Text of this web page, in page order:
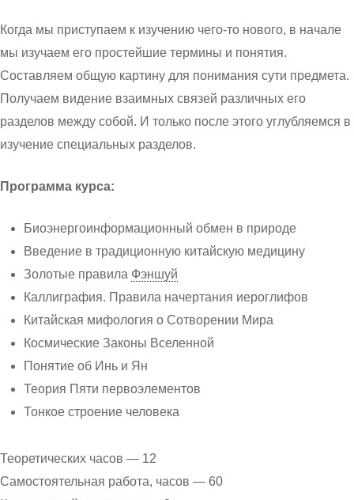
Когда мы приступаем к изучению чего-то нового, в начале
мы изучаем его простейшие термины и понятия.
Составляем общую картину для понимания сути предмета.
Получаем видение взаимных связей различных его
разделов между собой. И только после этого углубляемся в
изучение специальных разделов.
Программа курса:
Биоэнергоинформационный обмен в природе
Введение в традиционную китайскую медицину
Золотые правила Фэншуй
Каллиграфия. Правила начертания иероглифов
Китайская мифология о Сотворении Мира
Космические Законы Вселенной
Понятие об Инь и Ян
Теория Пяти первоэлементов
Тонкое строение человека
Теоретических часов — 12
Самостоятельная работа, часов — 60